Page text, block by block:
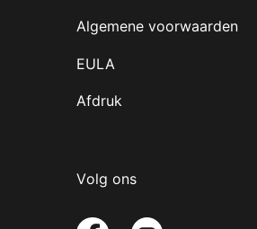
Algemene voorwaarden
EULA
Afdruk
Volg ons